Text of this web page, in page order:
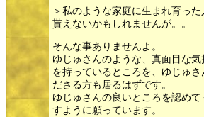
＞私のような家庭に生まれ育っ
貰えないかもしれませんが。。
そんな事ありませんよ。
ゆじゅさんのような、真面目な
を持っているところを、ゆじゅさ
ださる方も居るはずです。
ゆじゅさんの良いところを認め
すように願っています。